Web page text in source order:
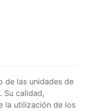
de las unidades de
Su calidad,
la utilización de los